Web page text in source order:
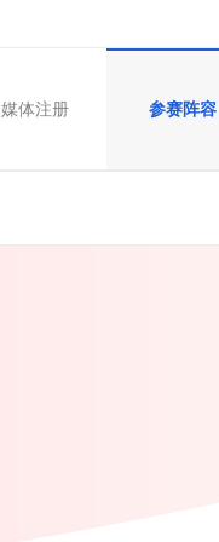
媒体注册 参赛阵容